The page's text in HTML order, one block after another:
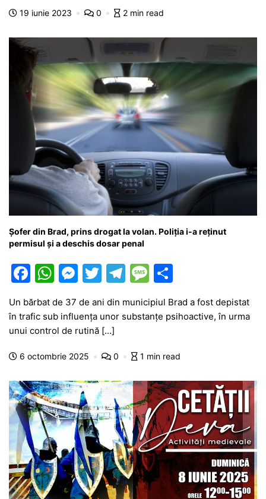
b
o
k
A
p
e
g
er
a a
e ă
19 iunie 2023 0 2 min read
Șofer din Brad, prins drogat la volan. Poliția i-a reținut
permisul și a deschis dosar penal
F
c
e
b
o
k
W
at
s
A
p
M
s
s
e
g
er
T
w
itt
er
T
e
a
m
M
e
s
a
e
ta
a
ă
Un bărbat de 37 de ani din municipiul Brad a fost depistat
în trafic sub influența unor substanțe psihoactive, în urma
unui control de rutină […]
6 octombrie 2025 0 1 min read